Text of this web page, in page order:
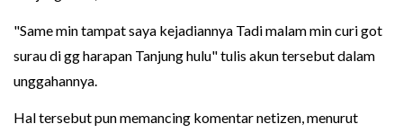
"Same min tampat saya kejadiannya Tadi malam min curi got
surau di gg harapan Tanjung hulu" tulis akun tersebut dalam
unggahannya.
Hal tersebut pun memancing komentar netizen, menurut